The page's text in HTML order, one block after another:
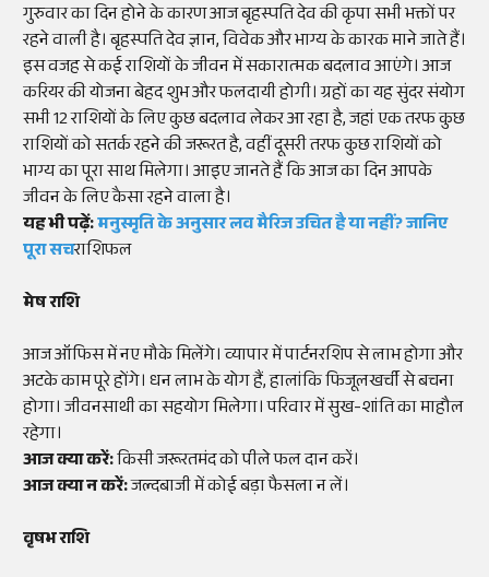
गुरुवार का दिन होने के कारण आज बृहस्पति देव की कृपा सभी भक्तों पर
रहने वाली है। बृहस्पति देव ज्ञान, विवेक और भाग्य के कारक माने जाते हैं।
इस वजह से कई राशियों के जीवन में सकारात्मक बदलाव आएंगे। आज
करियर की योजना बेहद शुभ और फलदायी होगी। ग्रहों का यह सुंदर संयोग
सभी 12 राशियों के लिए कुछ बदलाव लेकर आ रहा है, जहां एक तरफ कुछ
राशियों को सतर्क रहने की जरूरत है, वहीं दूसरी तरफ कुछ राशियों को
भाग्य का पूरा साथ मिलेगा। आइए जानते हैं कि आज का दिन आपके
जीवन के लिए कैसा रहने वाला है।
यह भी पढ़ें:मनुस्मृति के अनुसार लव मैरिज उचित है या नहीं? जानिए
पूरा सचराशिफल
मेष राशि
आज ऑफिस में नए मौके मिलेंगे। व्यापार में पार्टनरशिप से लाभ होगा और
अटके काम पूरे होंगे। धन लाभ के योग हैं, हालांकि फिजूलखर्ची से बचना
होगा। जीवनसाथी का सहयोग मिलेगा। परिवार में सुख-शांति का माहौल
रहेगा।
आज क्या करें:किसी जरूरतमंद को पीले फल दान करें।
आज क्या न करें:जल्दबाजी में कोई बड़ा फैसला न लें।
वृषभ राशि